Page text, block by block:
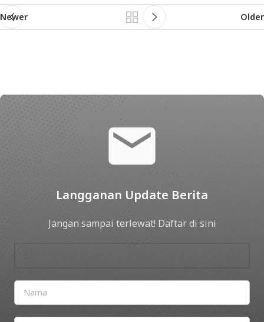
Newer Older
Langganan Update Berita
Jangan sampai terlewat! Daftar di sini